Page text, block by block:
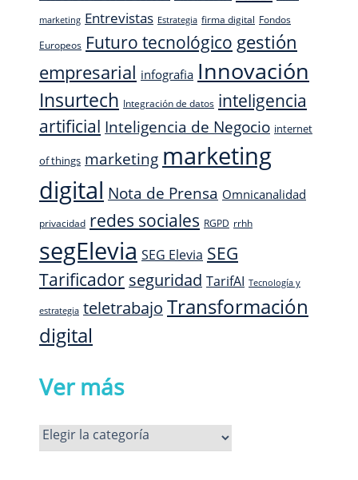
marketing Entrevistas Estrategia firma digital Fondos
Europeos Futuro tecnológico gestión
empresarial infografia Innovación
Insurtech Integración de datos inteligencia
artificial Inteligencia de Negocio internet
of things marketing marketing
digital Nota de Prensa Omnicanalidad
privacidad redes sociales RGPD rrhh
segElevia SEG Elevia SEG
Tarificador seguridad TarifAI Tecnología y
estrategia teletrabajo Transformación
digital
Ver más
Ver
más